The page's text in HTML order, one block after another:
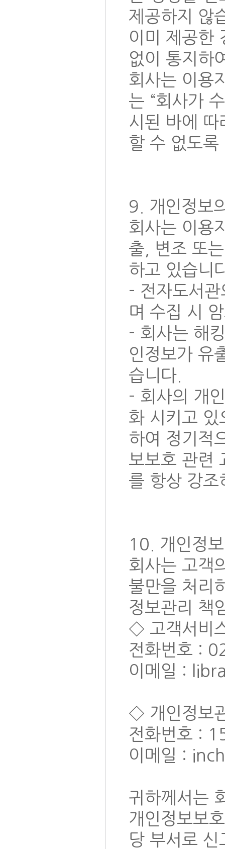
제공하지 않
이미 제공한
없이 통지하
회사는 이용
는 “회사가
시된 바에 따
할 수 없도록
9. 개인정보
회사는 이용
출, 변조 또
하고 있습니
- 전자도서
며 수집 시
- 회사는 해
인정보가 유
습니다.
- 회사의 개
화 시키고 있
하여 정기적
보보호 관련
를 항상 강조
10. 개인정
회사는 고객
불만을 처리
정보관리 책
◇ 고객서비
전화번호 :
이메일 :
◇ 개인정보
전화번호 :
이메일 :
귀하께서는
개인정보보
당 부서로